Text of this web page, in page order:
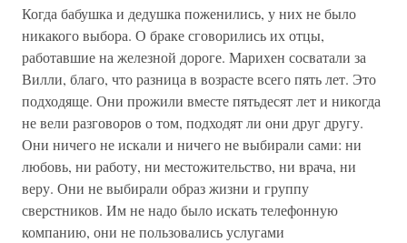
Когда бабушка и дедушка поженились, у них не было
никакого выбора. О браке сговорились их отцы,
работавшие на железной дороге. Марихен сосватали за
Вилли, благо, что разница в возрасте всего пять лет. Это
подходяще. Они прожили вместе пятьдесят лет и никогда
не вели разговоров о том, подходят ли они друг другу.
Они ничего не искали и ничего не выбирали сами: ни
любовь, ни работу, ни местожительство, ни врача, ни
веру. Они не выбирали образ жизни и группу
сверстников. Им не надо было искать телефонную
компанию, они не пользовались услугами